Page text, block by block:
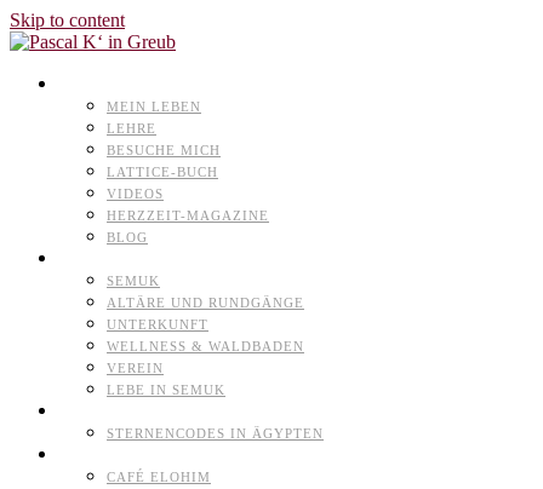
Skip to content
MEIN LEBEN
LEHRE
BESUCHE MICH
LATTICE-BUCH
VIDEOS
HERZZEIT-MAGAZINE
BLOG
SEMUK
ALTÄRE UND RUNDGÄNGE
UNTERKUNFT
WELLNESS & WALDBADEN
VEREIN
LEBE IN SEMUK
STERNENCODES IN ÄGYPTEN
CAFÉ ELOHIM